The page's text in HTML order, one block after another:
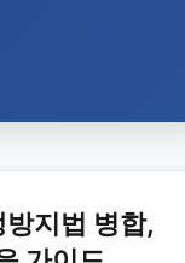
지법 병합,